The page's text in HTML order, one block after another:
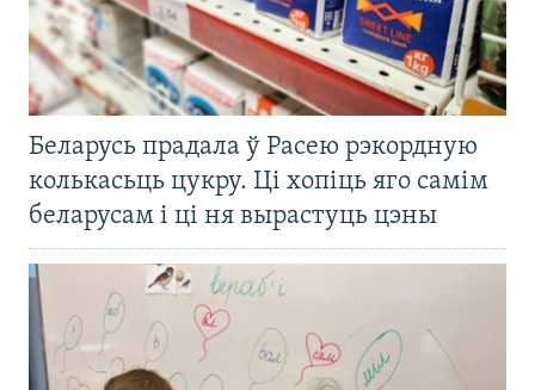
Беларусь прадала ў Расею рэкордную
колькасьць цукру. Ці хопіць яго самім
беларусам і ці ня вырастуць цэны